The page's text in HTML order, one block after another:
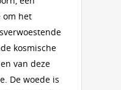
om het
kosmische
van deze
De woede is